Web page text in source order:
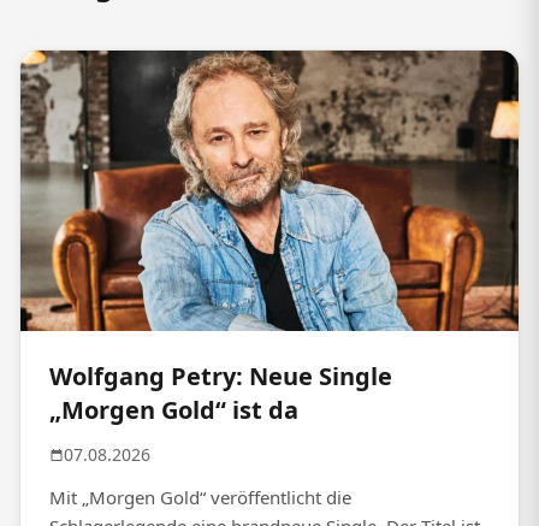
Wolfgang Petry: Neue Single
„Morgen Gold“ ist da
07.08.2026
Mit „Morgen Gold“ veröffentlicht die